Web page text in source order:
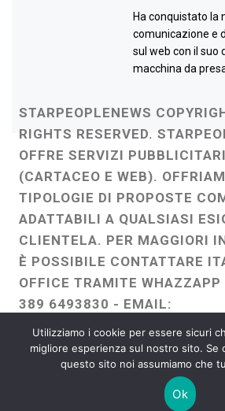
Ha conquistato la
comunicazione e
sul web con il suo
macchina da
STARPEOPLENEWS
RIGHTS RESERVED.
OFFRE SERVIZI
(CARTACEO E WEB).
TIPOLOGIE DI PROPOSTE
ADATTABILI A QUALSIASI
CLIENTELA. PER MAGGIORI
È POSSIBILE CONTATTARE
OFFICE TRAMITE WHAZZAPP
389 6493830 - EMAIL:
WEBMASTER :FRANCESCO
FREELANCE
Utilizziamo i cookie per essere sicuri
migliore esperienza sul nostro sito. Se
questo sito noi assumiamo che
Ok